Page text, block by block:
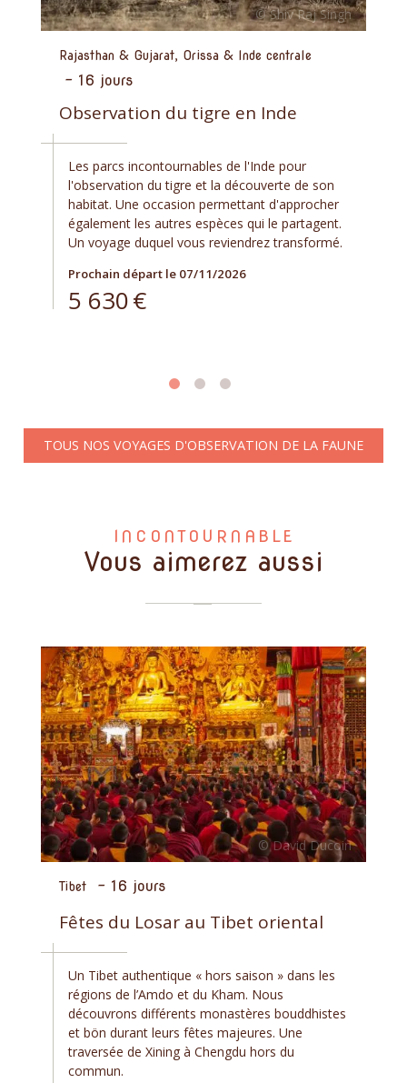
Rajasthan & Gujarat, Orissa & Inde centrale
- 16 jours
Observation du tigre en Inde
Les parcs incontournables de l'Inde pour
l'observation du tigre et la découverte de son
habitat. Une occasion permettant d'approcher
également les autres espèces qui le partagent.
Un voyage duquel vous reviendrez transformé.
Prochain départ le 07/11/2026
5 630€
TOUS NOS VOYAGES D'OBSERVATION DE LA FAUNE
INCONTOURNABLE
Vous aimerez aussi
Tibet - 16 jours
Fêtes du Losar au Tibet oriental
Un Tibet authentique « hors saison » dans les
régions de l’Amdo et du Kham. Nous
découvrons différents monastères bouddhistes
et bön durant leurs fêtes majeures. Une
traversée de Xining à Chengdu hors du
commun.